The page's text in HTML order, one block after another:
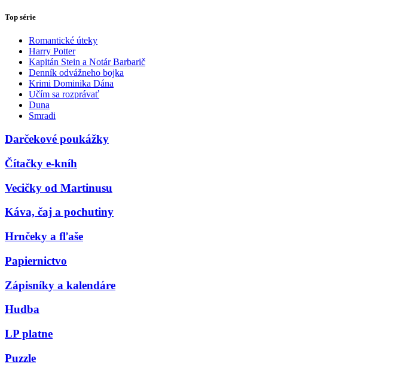
Top série
Romantické úteky
Harry Potter
Kapitán Stein a Notár Barbarič
Denník odvážneho bojka
Krimi Dominika Dána
Učím sa rozprávať
Duna
Smradi
Darčekové poukážky
Čítačky e-kníh
Vecičky od Martinusu
Káva, čaj a pochutiny
Hrnčeky a fľaše
Papiernictvo
Zápisníky a kalendáre
Hudba
LP platne
Puzzle